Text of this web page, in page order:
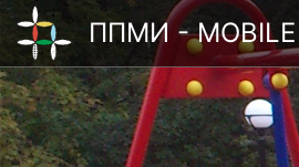
ППМИ - MOBILE